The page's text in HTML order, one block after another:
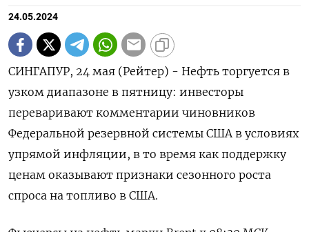
24.05.2024
СИНГАПУР, 24 мая (Рейтер) - Нефть торгуется в
узком диапазоне в пятницу: инвесторы
переваривают комментарии чиновников
Федеральной резервной системы США в условиях
упрямой инфляции, в то время как поддержку
ценам оказывают признаки сезонного роста
спроса на топливо в США.